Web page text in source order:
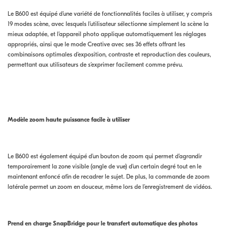
Le B600 est équipé d’une variété de fonctionnalités faciles à utiliser, y compris
19 modes scène, avec lesquels l’utilisateur sélectionne simplement la scène la
mieux adaptée, et l’appareil photo applique automatiquement les réglages
appropriés, ainsi que le mode Creative avec ses 36 effets offrant les
combinaisons optimales d’exposition, contraste et reproduction des couleurs,
permettant aux utilisateurs de s’exprimer facilement comme prévu.
Modèle zoom haute puissance facile à utiliser
Le B600 est également équipé d’un bouton de zoom qui permet d’agrandir
temporairement la zone visible (angle de vue) d’un certain degré tout en le
maintenant enfoncé afin de recadrer le sujet. De plus, la commande de zoom
latérale permet un zoom en douceur, même lors de l’enregistrement de vidéos.
Prend en charge SnapBridge pour le transfert automatique des photos